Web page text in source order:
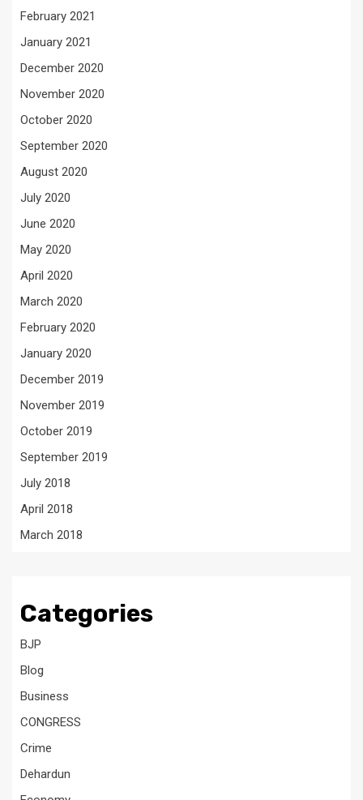
February 2021
January 2021
December 2020
November 2020
October 2020
September 2020
August 2020
July 2020
June 2020
May 2020
April 2020
March 2020
February 2020
January 2020
December 2019
November 2019
October 2019
September 2019
July 2018
April 2018
March 2018
Categories
BJP
Blog
Business
CONGRESS
Crime
Dehardun